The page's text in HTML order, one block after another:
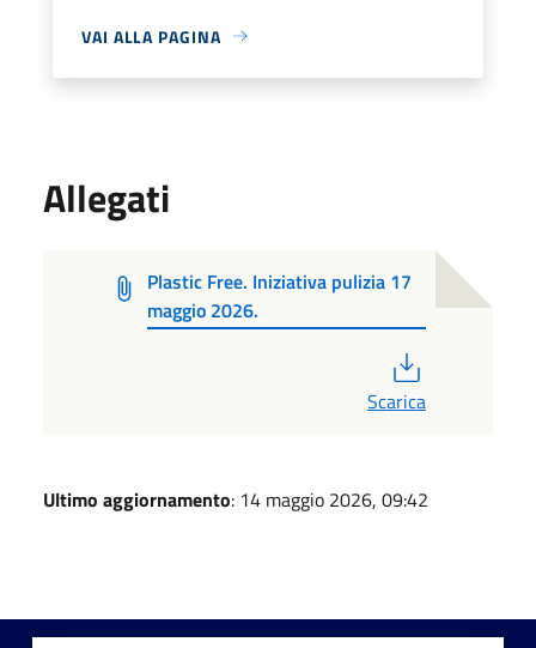
VAI ALLA PAGINA
Allegati
Plastic Free. Iniziativa pulizia 17
maggio 2026.
Scarica
Ultimo aggiornamento: 14 maggio 2026, 09:42